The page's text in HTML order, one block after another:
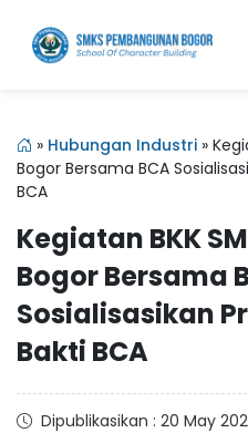
» Hubungan Industri »
Bogor Bersama BCA
BCA
Kegiatan BKK
Bogor Bersama
Sosialisasikan
Bakti BCA
Dipublikasikan : 20 May